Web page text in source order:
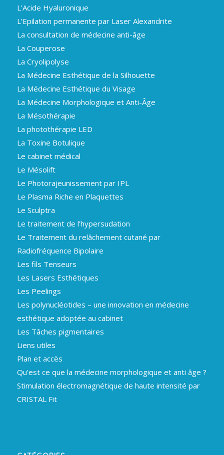
L’Acide Hyaluronique
L’Epilation permanente par Laser Alexandrite
La consultation de médecine anti-âge
La Couperose
La Cryolipolyse
La Médecine Esthétique de la Silhouette
La Médecine Esthétique du Visage
La Médecine Morphologique et Anti-Âge
La Mésothérapie
La photothérapie LED
La Toxine Botulique
Le cabinet médical
Le Mésolift
Le Photorajeunissement par IPL
Le Plasma Riche en Plaquettes
Le Sculptra
Le traitement de l’hypersudation
Le Traitement du relâchement cutané par
Radiofréquence Bipolaire
Les fils Tenseurs
Les Lasers Esthétiques
Les Peelings
Les polynucléotides – une innovation en médecine
esthétique adoptée au cabinet
Les Tâches pigmentaires
Liens utiles
Plan et accès
Qu’est ce que la médecine morphologique et anti âge ?
Stimulation électromagnétique de haute intensité par
CRISTAL Fit